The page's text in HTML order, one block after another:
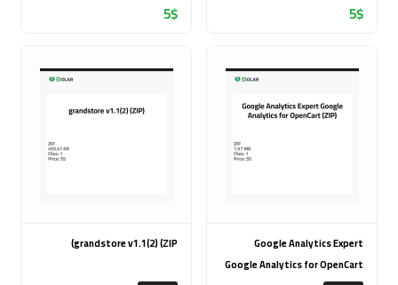
5$
5$
Google Analytics Expert
Google Analytics for OpenCart
grandstore v1.1(2) (ZIP)